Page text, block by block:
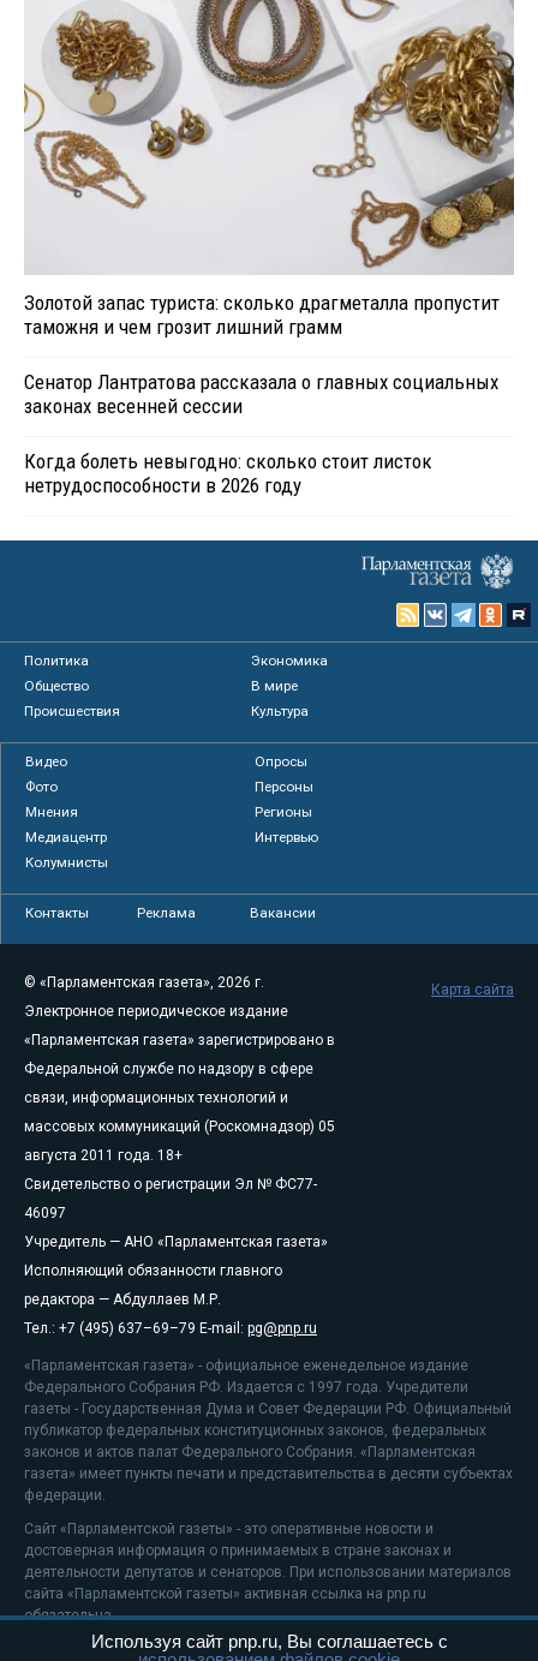
Золотой запас туриста: сколько драгметалла пропустит
таможня и чем грозит лишний грамм
Сенатор Лантратова рассказала о главных социальных
законах весенней сессии
Когда болеть невыгодно: сколько стоит листок
нетрудоспособности в 2026 году
Политика
Экономика
Общество
В мире
Происшествия
Культура
Видео
Опросы
Фото
Персоны
Мнения
Регионы
Медиацентр
Интервью
Колумнисты
Контакты Реклама Вакансии
© «Парламентская газета», 2026 г.
Электронное периодическое издание
«Парламентская газета» зарегистрировано в
Федеральной службе по надзору в сфере
связи, информационных технологий и
массовых коммуникаций (Роскомнадзор) 05
августа 2011 года. 18+
Свидетельство о регистрации Эл № ФС77-
46097
Учредитель — АНО «Парламентская газета»
Исполняющий обязанности главного
редактора — Абдуллаев М.Р.
Тел.: +7 (495) 637–69–79 E-mail: pg@pnp.ru
«Парламентская газета» - официальное еженедельное издание
Федерального Собрания РФ. Издается с 1997 года. Учредители
газеты - Государственная Дума и Совет Федерации РФ. Официальный
публикатор федеральных конституционных законов, федеральных
законов и актов палат Федерального Собрания. «Парламентская
газета» имеет пункты печати и представительства в десяти субъектах
федерации.
Сайт «Парламентской газеты» - это оперативные новости и
достоверная информация о принимаемых в стране законах и
деятельности депутатов и сенаторов. При использовании материалов
сайта «Парламентской газеты» активная ссылка на pnp.ru
обязательна.
На информационном ресурсе применяютсярекомендательные
Карта сайта
Используя сайт pnp.ru, Вы соглашаетесь с